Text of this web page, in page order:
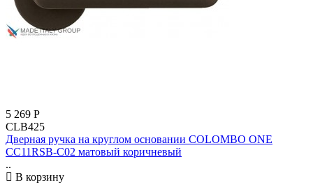
5 269 Р
CLB425
Дверная ручка на круглом основании COLOMBO ONE
CC11RSB-C02 матовый коричневый
..
В корзину